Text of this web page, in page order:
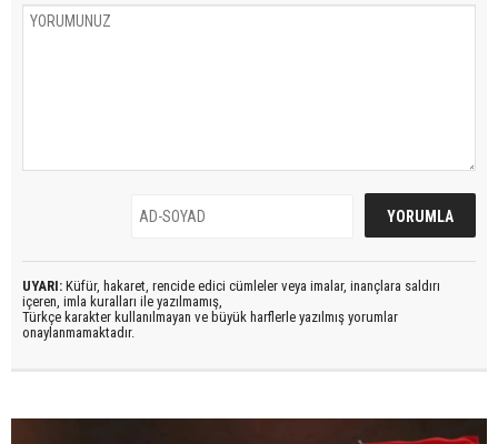
UYARI: Küfür, hakaret, rencide edici cümleler veya imalar, inançlara saldırı
içeren, imla kuralları ile yazılmamış,
Türkçe karakter kullanılmayan ve büyük harflerle yazılmış yorumlar
onaylanmamaktadır.